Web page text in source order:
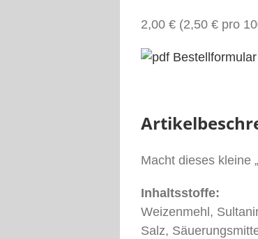
2,00 € (2,50 € pro
Macht dieses kleine
Inhaltsstoffe:
Weizenmehl,
Salz,